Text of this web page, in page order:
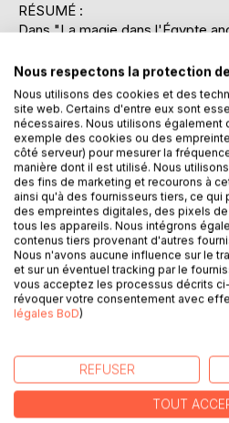
RÉSUMÉ :
Dans "La magie dans l'Égypte
nous plonge dans l'univers
magiques de l'Égypte antique, un
captiver les chercheurs et les
travers une analyse rigoureuse
explore les divers aspects de la
s'agisse de rituels religieux, de
de mythes fondateurs. L'auteur
historiques et archéologiques
magie était intégrée dans tous
égyptienne, des cérémonies
contre les forces du mal. Ce livre
et des magiciens, qui étaient
société égyptienne, et explique
connaissances ésotériques
générations. Moret ne se
symbolique et culturelle, offrant
approfondie de la mentalité
ressource précieuse pour
l'importance de la magie dans
Nous respectons la protection
Nous utilisons des cookies et des
site web. Certains d'entre eux sont
nécessaires. Nous utilisons également
exemple des cookies ou des
côté serveur) pour mesurer la
manière dont il est utilisé. Nous
des fins de marketing et recourons à
ainsi qu'à des fournisseurs tiers, ce
des empreintes digitales, des pixels
tous les appareils. Nous intégrons
contenus tiers provenant d'autres
Nous n'avons aucune influence sur le
et sur un éventuel tracking par le
vous acceptez les processus décrits
révoquer votre consentement avec
légales BoD)
REFUSER
TOUT